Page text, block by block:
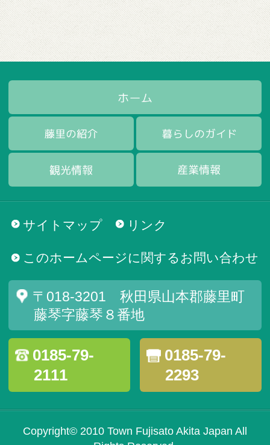
サイトマップ リンク
このホームページに関するお問い合わせ
〒018-3201 秋田県山本郡藤里町
藤琴字藤琴８番地
0185-79-
2111
0185-79-
2293
Copyright© 2010 Town Fujisato Akita Japan All